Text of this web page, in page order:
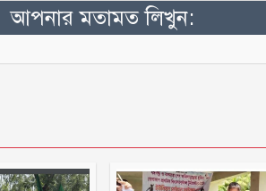
আপনার মতামত লিখুন: